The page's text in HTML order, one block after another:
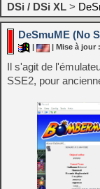
DSi / DSi XL >
DeSmuME (No
| Mise à jour
Il s'agit de
SSE2, pour